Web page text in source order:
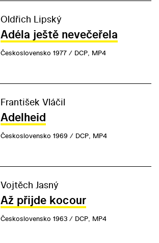
Oldřich Lipský
Adéla ještě nevečeřela
Československo 1977 / DCP, MP4
František Vláčil
Adelheid
Československo 1969 / DCP, MP4
Vojtěch Jasný
Až přijde kocour
Československo 1963 / DCP, MP4